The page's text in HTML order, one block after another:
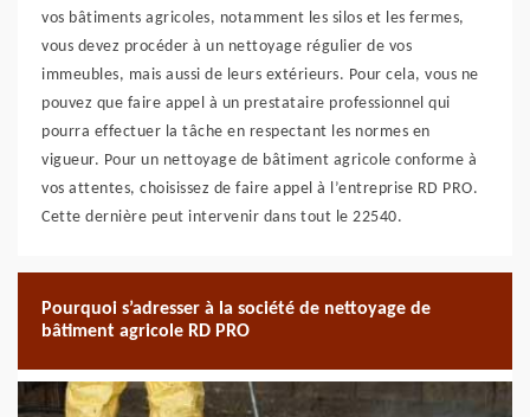
vos bâtiments agricoles, notamment les silos et les fermes,
vous devez procéder à un nettoyage régulier de vos
immeubles, mais aussi de leurs extérieurs. Pour cela, vous ne
pouvez que faire appel à un prestataire professionnel qui
pourra effectuer la tâche en respectant les normes en
vigueur. Pour un nettoyage de bâtiment agricole conforme à
vos attentes, choisissez de faire appel à l’entreprise RD PRO.
Cette dernière peut intervenir dans tout le 22540.
Pourquoi s’adresser à la société de nettoyage de
bâtiment agricole RD PRO